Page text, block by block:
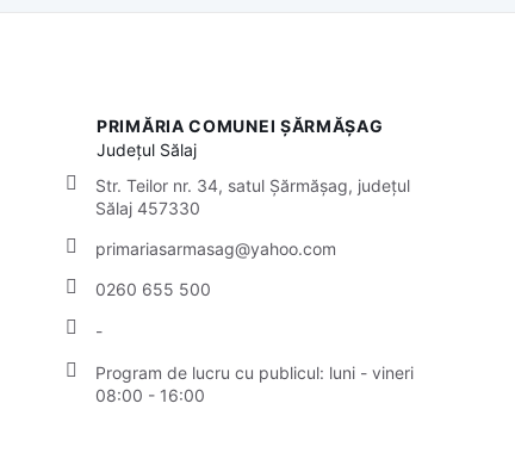
PRIMĂRIA COMUNEI ȘĂRMĂȘAG
Județul Sălaj
Str. Teilor nr. 34, satul Șărmășag, județul
Sălaj 457330
primariasarmasag@yahoo.com
0260 655 500
-
Program de lucru cu publicul: luni - vineri
08:00 - 16:00